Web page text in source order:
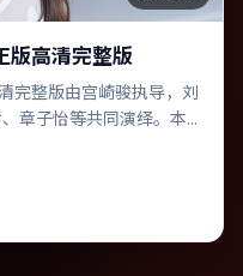
版高清完整版
完整版由宫崎骏执导，刘
章子怡等共同演绎。本
中国大陆。时间循环困
影片整体气质浓烈，节
情节与细腻表演的观